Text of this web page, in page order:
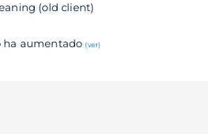
(old client)
ha aumentado (ver)